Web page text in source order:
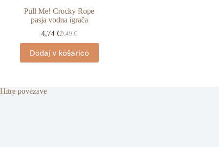
Pull Me! Crocky Rope
pasja vodna igrača
9,49€
Izvirna
je
bila:
4,74€Trenutna
je:
4,74 €.
Dodaj v košarico
Hitre povezave